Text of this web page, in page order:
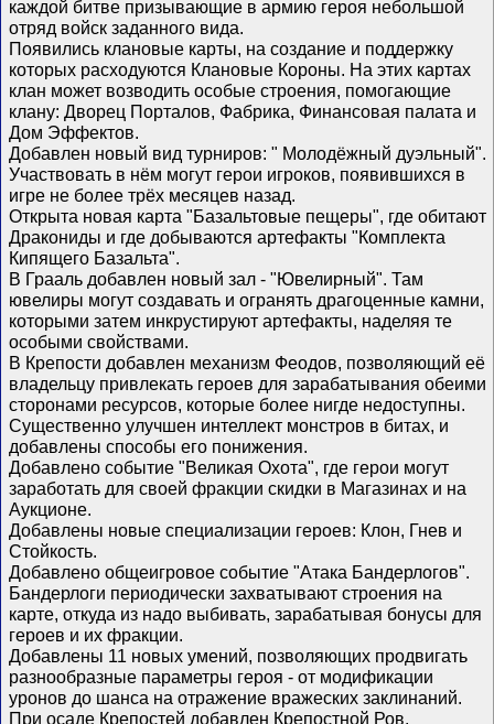
каждой битве призывающие в армию героя небольшой
отряд войск заданного вида.
Появились клановые карты, на создание и поддержку
которых расходуются Клановые Короны. На этих картах
клан может возводить особые строения, помогающие
клану: Дворец Порталов, Фабрика, Финансовая палата и
Дом Эффектов.
Добавлен новый вид турниров: " Молодёжный дуэльный".
Участвовать в нём могут герои игроков, появившихся в
игре не более трёх месяцев назад.
Открыта новая карта "Базальтовые пещеры", где обитают
Дракониды и где добываются артефакты "Комплекта
Кипящего Базальта".
В Грааль добавлен новый зал - "Ювелирный". Там
ювелиры могут создавать и огранять драгоценные камни,
которыми затем инкрустируют артефакты, наделяя те
особыми свойствами.
В Крепости добавлен механизм Феодов, позволяющий её
владельцу привлекать героев для зарабатывания обеими
сторонами ресурсов, которые более нигде недоступны.
Существенно улучшен интеллект монстров в битах, и
добавлены способы его понижения.
Добавлено событие "Великая Охота", где герои могут
заработать для своей фракции скидки в Магазинах и на
Аукционе.
Добавлены новые специализации героев: Клон, Гнев и
Стойкость.
Добавлено общеигровое событие "Атака Бандерлогов".
Бандерлоги периодически захватывают строения на
карте, откуда из надо выбивать, зарабатывая бонусы для
героев и их фракции.
Добавлены 11 новых умений, позволяющих продвигать
разнообразные параметры героя - от модификации
уронов до шанса на отражение вражеских заклинаний.
При осаде Крепостей добавлен Крепостной Ров,